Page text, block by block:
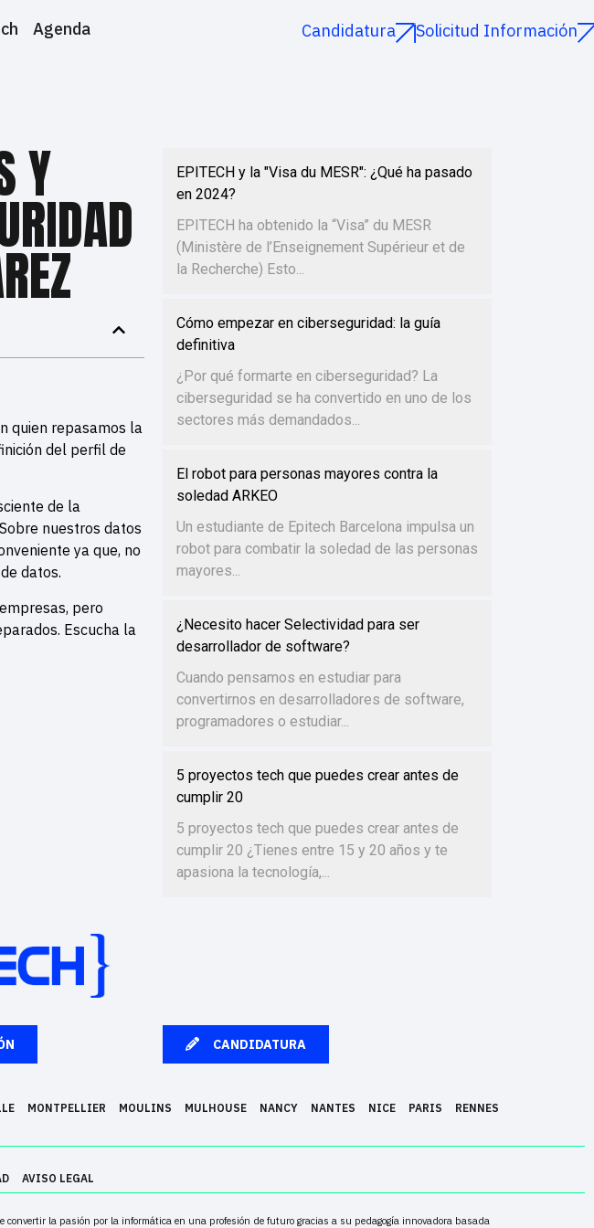
Agenda Candidatura Solicitud Información
Y
quien repasamos la
del perfil de
de la
nuestros datos
ya que, no
datos.
pero
Escucha la
EPITECH y la "Visa du MESR": ¿Qué ha pasado
en 2024?
EPITECH ha obtenido la “Visa” du MESR
(Ministère de l’Enseignement Supérieur et de
la Recherche) Esto...
Cómo empezar en ciberseguridad: la guía
definitiva
¿Por qué formarte en ciberseguridad? La
ciberseguridad se ha convertido en uno de los
sectores más demandados...
El robot para personas mayores contra la
soledad ARKEO
Un estudiante de Epitech Barcelona impulsa un
robot para combatir la soledad de las personas
mayores...
¿Necesito hacer Selectividad para ser
desarrollador de software?
Cuando pensamos en estudiar para
convertirnos en desarrolladores de software,
programadores o estudiar...
5 proyectos tech que puedes crear antes de
cumplir 20
5 proyectos tech que puedes crear antes de
cumplir 20 ¿Tienes entre 15 y 20 años y te
apasiona la tecnología,...
CANDIDATURA
MONTPELLIER MOULINS MULHOUSE NANCY NANTES NICE PARIS
RENNES
AVISO LEGAL
la pasión por la informática en una profesión de futuro gracias a su pedagogía innovadora basada